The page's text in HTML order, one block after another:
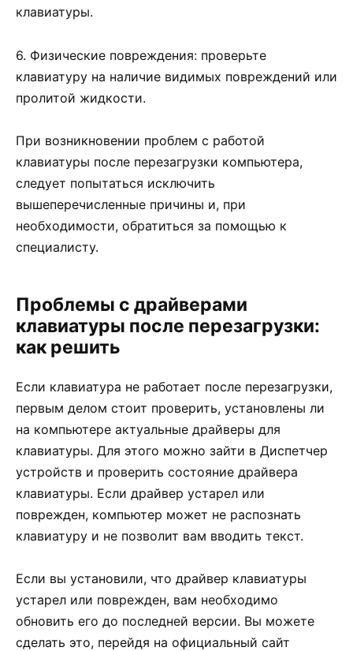
клавиатуры.
6. Физические повреждения: проверьте
клавиатуру на наличие видимых повреждений или
пролитой жидкости.
При возникновении проблем с работой
клавиатуры после перезагрузки компьютера,
следует попытаться исключить
вышеперечисленные причины и, при
необходимости, обратиться за помощью к
специалисту.
Проблемы с драйверами
клавиатуры после перезагрузки:
как решить
Если клавиатура не работает после перезагрузки,
первым делом стоит проверить, установлены ли
на компьютере актуальные драйверы для
клавиатуры. Для этого можно зайти в Диспетчер
устройств и проверить состояние драйвера
клавиатуры. Если драйвер устарел или
поврежден, компьютер может не распознать
клавиатуру и не позволит вам вводить текст.
Если вы установили, что драйвер клавиатуры
устарел или поврежден, вам необходимо
обновить его до последней версии. Вы можете
сделать это, перейдя на официальный сайт